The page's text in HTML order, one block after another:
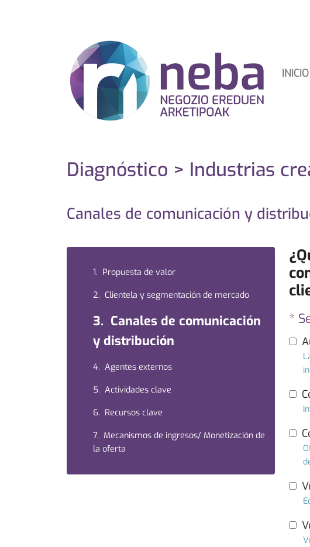
INICIO
Diagnóstico > Industrias
Canales de comunicación y
1. Propuesta de valor
2. Clientela y segmentación de mercado
3. Canales de comunicación
y distribución
4. Agentes externos
5. Actividades clave
6. Recursos clave
7. Mecanismos de ingresos/ Monetización de
la oferta
*